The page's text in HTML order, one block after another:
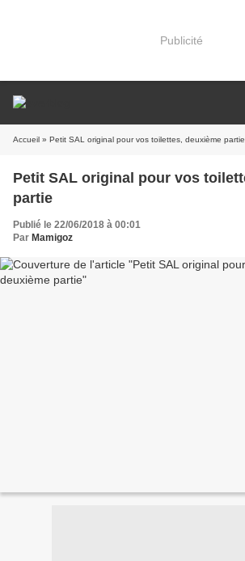
Publicité
Accueil » Petit SAL original pour vos toilettes, deuxième partie
Petit SAL original pour vos toilettes, deuxième
partie
Publié le 22/06/2018 à 00:01
Par Mamigoz